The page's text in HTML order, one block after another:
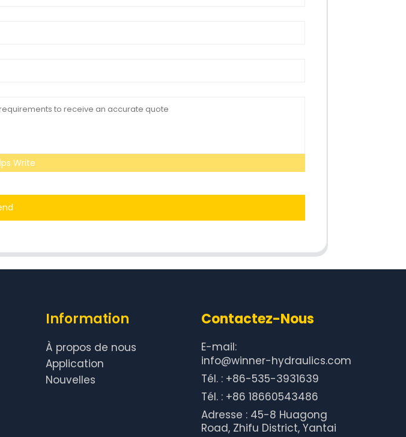
Write
Information
À propos de nous
Application
Nouvelles
Contactez-Nous
E-mail:
info@winner-hydraulics.com
Tél. : +86-535-3931639
Tél. : +86 18660543486
Adresse : 45-8 Huagong
Road, Zhifu District, Yantai